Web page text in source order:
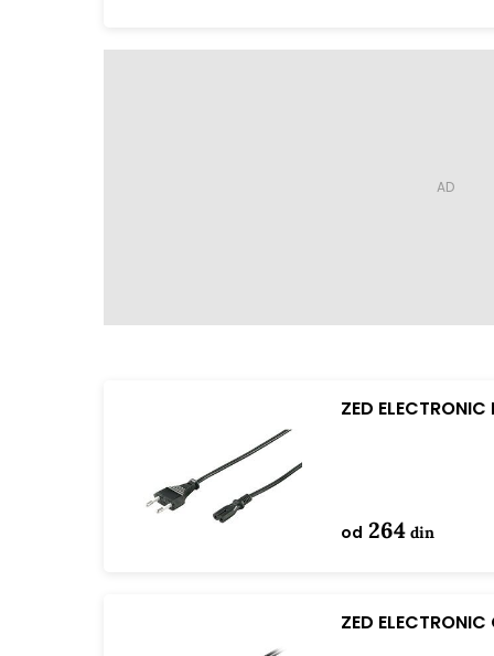
ZED
od 264 din
ZED